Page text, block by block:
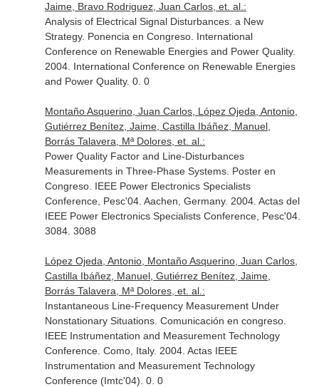
Jaime, Bravo Rodriguez, Juan Carlos, et. al.:
Analysis of Electrical Signal Disturbances. a New
Strategy. Ponencia en Congreso. International
Conference on Renewable Energies and Power Quality.
2004. International Conference on Renewable Energies
and Power Quality. 0. 0
Montaño Asquerino, Juan Carlos, López Ojeda, Antonio,
Gutiérrez Benítez, Jaime, Castilla Ibáñez, Manuel,
Borrás Talavera, Mª Dolores, et. al.:
Power Quality Factor and Line-Disturbances
Measurements in Three-Phase Systems. Poster en
Congreso. IEEE Power Electronics Specialists
Conference, Pesc'04. Aachen, Germany. 2004. Actas del
IEEE Power Electronics Specialists Conference, Pesc'04.
3084. 3088
López Ojeda, Antonio, Montaño Asquerino, Juan Carlos,
Castilla Ibáñez, Manuel, Gutiérrez Benítez, Jaime,
Borrás Talavera, Mª Dolores, et. al.:
Instantaneous Line-Frequency Measurement Under
Nonstationary Situations. Comunicación en congreso.
IEEE Instrumentation and Measurement Technology
Conference. Como, Italy. 2004. Actas IEEE
Instrumentation and Measurement Technology
Conference (Imtc'04). 0. 0